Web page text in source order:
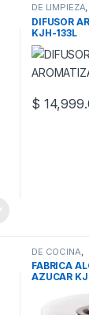
DE LIMPIEZA,
LIMPIEZA
DIFUSOR
KJH-133L
$
DE COCINA
FABRICA
AZUCAR